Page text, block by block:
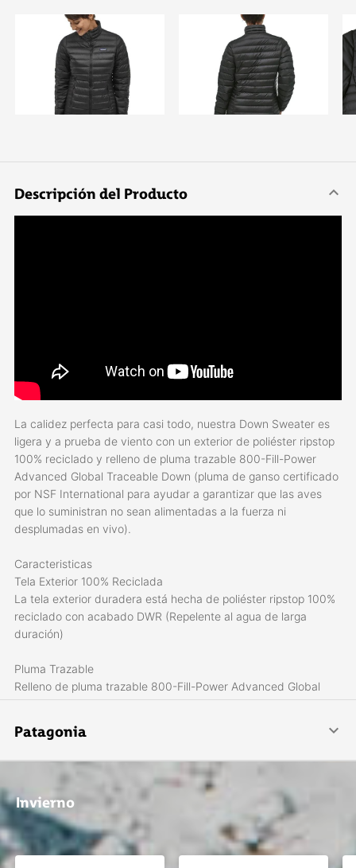
Descripción del Producto
La calidez perfecta para casi todo, nuestra Down Sweater es
ligera y a prueba de viento con un exterior de poliéster ripstop
100% reciclado y relleno de pluma trazable 800-Fill-Power
Advanced Global Traceable Down (pluma de ganso certificado
por NSF International para ayudar a garantizar que las aves
que lo suministran no sean alimentadas a la fuerza ni
desplumadas en vivo).
Caracteristicas
Tela Exterior 100% Reciclada
La tela exterior duradera está hecha de poliéster ripstop 100%
reciclado con acabado DWR (Repelente al agua de larga
duración)
Pluma Trazable
Relleno de pluma trazable 800-Fill-Power Advanced Global
Traceable Down (pluma de ganso certificado por NSF
suministran no sean alimentadas a la fuerza ni desplumadas en
Su Calce y Diseño Brindan Calidez
Su calce contorneado tiene un dobladillo más largo. Posee
líneas de acolchado horizontales estrechas en los paneles
laterales
Patagonia
Patagonia se especializa en crear indumentaria para la práctica
de deportes al aire libre: escalada, surf, esquí, snowboard,
pesca con mosca y trail running.
Invierno